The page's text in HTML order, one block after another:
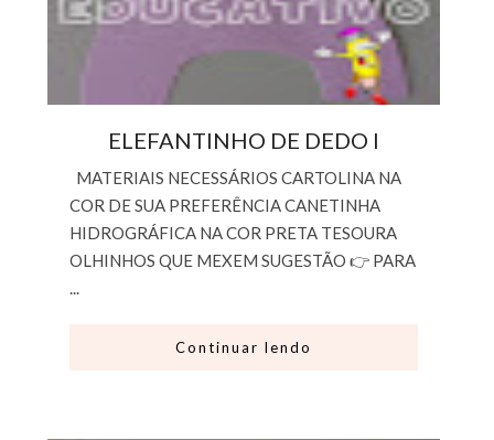
ELEFANTINHO DE DEDO I
MATERIAIS NECESSÁRIOS CARTOLINA NA
COR DE SUA PREFERÊNCIA CANETINHA
HIDROGRÁFICA NA COR PRETA TESOURA
OLHINHOS QUE MEXEM SUGESTÃO 👉 PARA
...
Continuar lendo